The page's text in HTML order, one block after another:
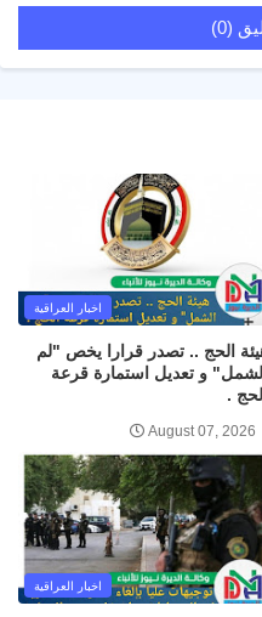
(0)
اخبار العراقية
الحج .. تصدر قرارا يخص "لم
الشمل" و تعديل استمارة قرعة
الحج .
August 07, 2026
اخبار العراقية